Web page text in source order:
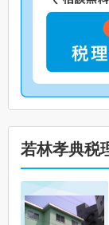
若林孝典税